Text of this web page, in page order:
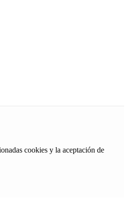
cookies y la aceptación de